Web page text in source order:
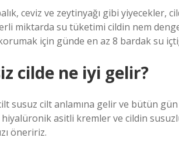
ceviz ve zeytinyağı gibi
miktarda su tüketimi cildin nem
korumak için günde en az 8 bardak su
cilde ne iyi gelir?
susuz cilt anlamına gelir ve bütün
asitli kremler ve cildin
öneririz.